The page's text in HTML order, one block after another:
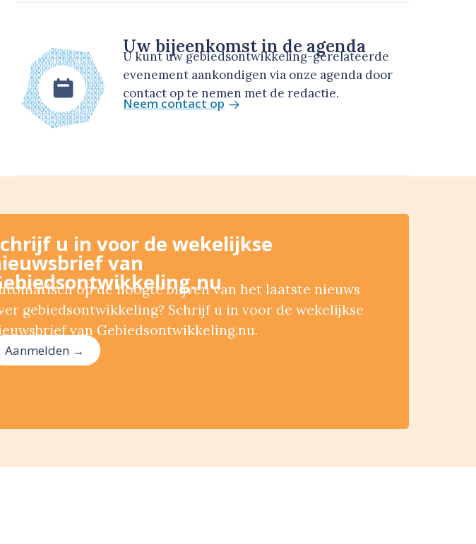
Uw bijeenkomst in de agenda
U kunt uw gebiedsontwikkeling-gerelateerde
evenement aankondigen via onze agenda door
contact op te nemen met de redactie.
Neem contact op
u in voor de wekelijkse
van
op de hoogte blijven van het laatste nieuws
gebiedsontwikkeling? Schrijf u in voor de wekelijkse
van Gebiedsontwikkeling.nu.
Aanmelden →